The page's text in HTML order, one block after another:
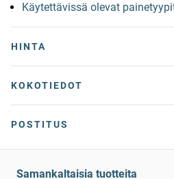
Käytettävissä olevat
HINTA
KOKOTIEDOT
POSTITUS
Samankaltaisia tuotteita